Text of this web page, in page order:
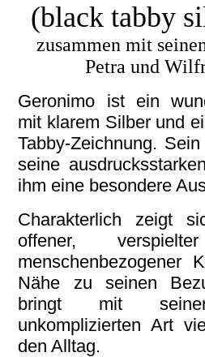
(black tabby
zusammen mit
Petra und
Geronimo ist ein
mit klarem Silber und
Tabby-Zeichnung.
seine
ihm eine besondere
Charakterlich zeigt
offener,
menschenbezogener
Nähe zu seinen
bringt mit seiner
unkomplizierten Art
den Alltag.